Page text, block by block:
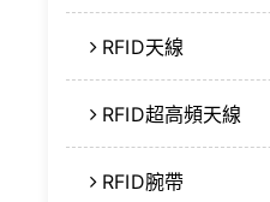
RFID天線
RFID超高頻天線
RFID腕帶